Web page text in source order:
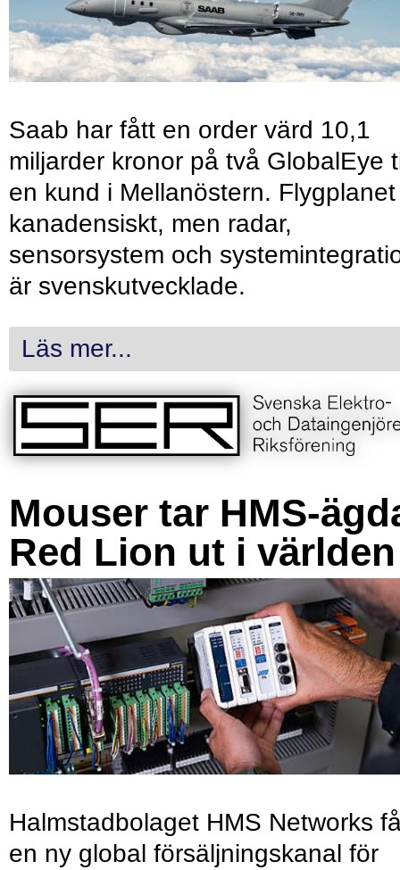
Saab har fått en order värd 10,1
miljarder kronor på två GlobalEye
en kund i Mellanöstern.
kanadensiskt, men radar,
sensorsystem och
är svenskutvecklade.
Läs mer...
Mouser tar HMS-
Red Lion ut i världen
Halmstadbolaget HMS Networks
en ny global försäljningskanal för